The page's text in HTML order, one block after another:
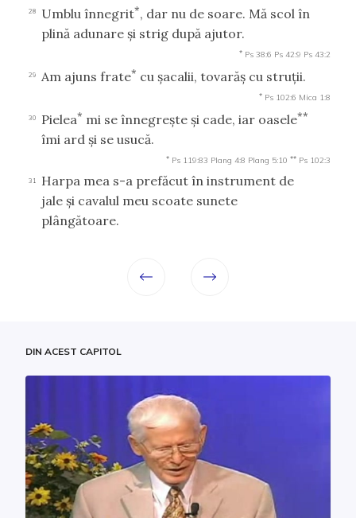
28 Umblu înnegrit*, dar nu de soare. Mă scol în
plină adunare şi strig după ajutor.
* Ps 38:6 Ps 42:9 Ps 43:2
29 Am ajuns frate* cu şacalii, tovarăş cu struţii.
* Ps 102:6 Mica 1:8
30 Pielea* mi se înnegreşte şi cade, iar oasele**
îmi ard şi se usucă.
* Ps 119:83 Plang 4:8 Plang 5:10 ** Ps 102:3
31
Harpa mea s-a prefăcut în instrument de
jale şi cavalul meu scoate sunete
plângătoare.
DIN ACEST CAPITOL